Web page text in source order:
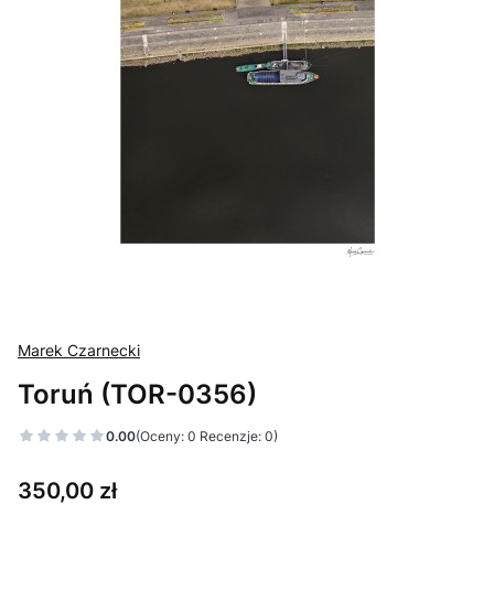
Marek Czarnecki
Toruń (TOR-0356)
0.00(Oceny: 0 Recenzje: 0)
Cena
350,00 zł